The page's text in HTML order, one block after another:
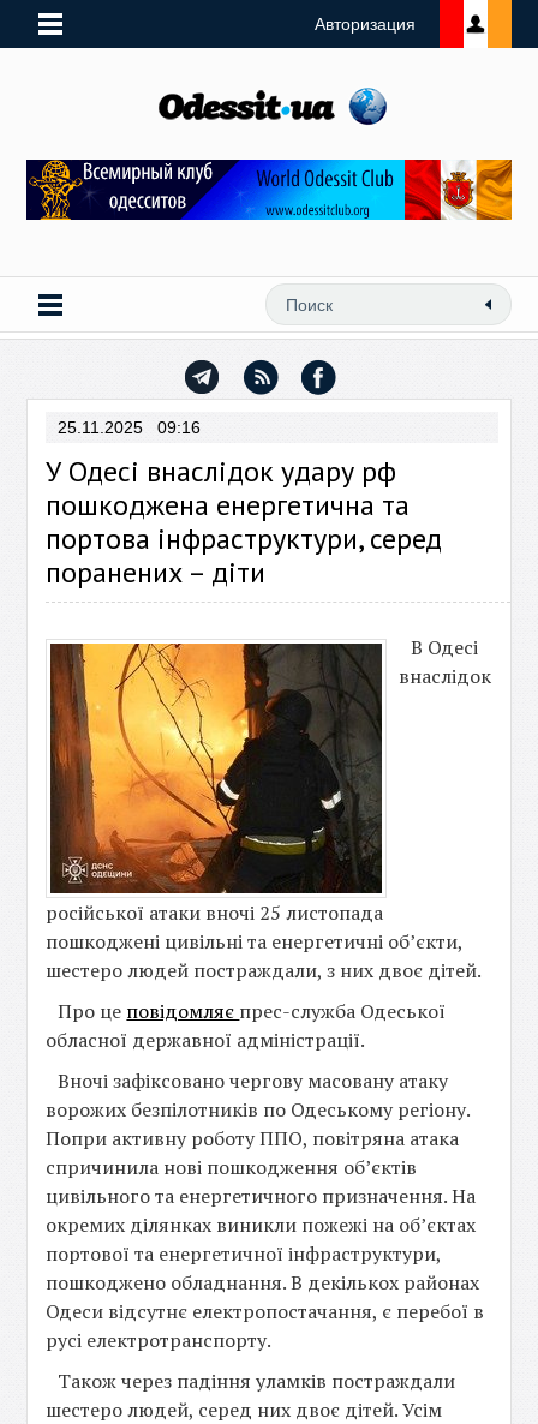
Авторизация
25.11.2025 09:16
У Одесі внаслідок удару рф
пошкоджена енергетична та
портова інфраструктури, серед
поранених – діти
В Одесі
внаслідок
російської атаки вночі 25 листопада
пошкоджені цивільні та енергетичні об’єкти,
шестеро людей постраждали, з них двоє дітей.
Про це повідомляє прес-служба Одеської
обласної державної адміністрації.
Вночі зафіксовано чергову масовану атаку
ворожих безпілотників по Одеському регіону.
Попри активну роботу ППО, повітряна атака
спричинила нові пошкодження об’єктів
цивільного та енергетичного призначення. На
окремих ділянках виникли пожежі на об’єктах
портової та енергетичної інфраструктури,
пошкоджено обладнання. В декількох районах
Одеси відсутнє електропостачання, є перебої в
русі електротранспорту.
Також через падіння уламків постраждали
шестеро людей, серед них двоє дітей. Усім